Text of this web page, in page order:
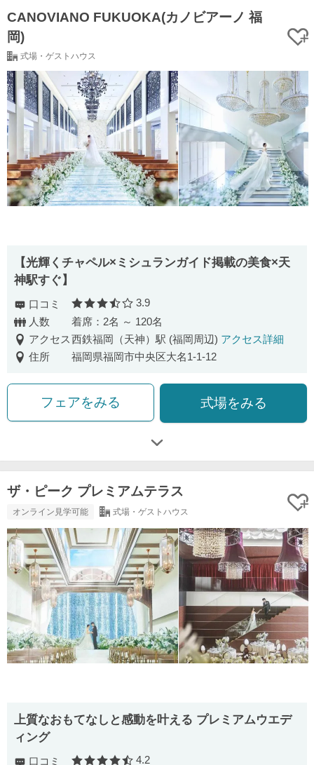
CANOVIANO FUKUOKA(カノビアーノ 福
岡)
式場・ゲストハウス
【光輝くチャペル×ミシュランガイド掲載の美食×天
神駅すぐ】
口コミ 口コミ評価
3.9
人数
着席：2名 ～ 120名
アクセス西鉄福岡（天神）駅 (福岡周辺) アクセス詳細
住所
福岡県福岡市中央区大名1-1-12
フェアをみる 式場をみる
ザ・ピーク プレミアムテラス
オンライン見学可能 式場・ゲストハウス
上質なおもてなしと感動を叶える プレミアムウエデ
ィング
口コミ 4.2